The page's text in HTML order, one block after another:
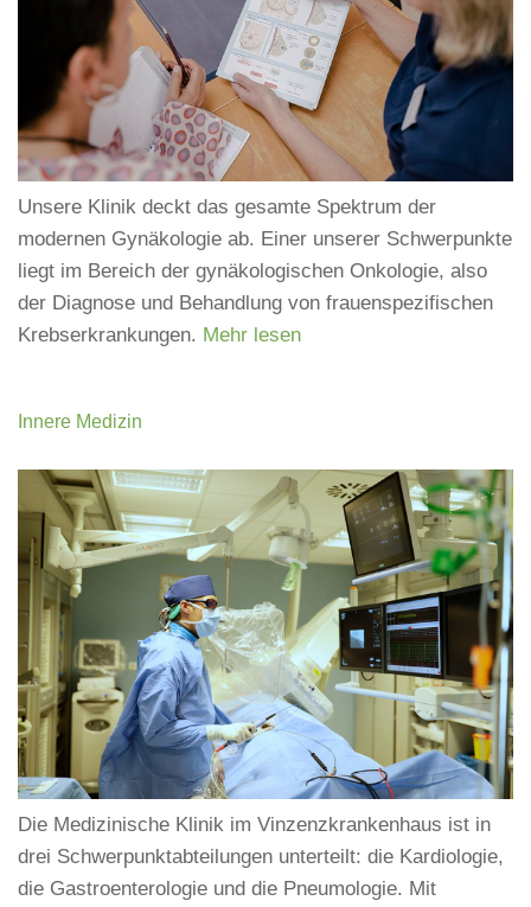
Unsere Klinik deckt das gesamte Spektrum der
modernen Gynäkologie ab. Einer unserer Schwerpunkte
liegt im Bereich der gynäkologischen Onkologie, also
der Diagnose und Behandlung von frauenspezifischen
Krebserkrankungen. Mehr lesen
Innere Medizin
Die Medizinische Klinik im Vinzenzkrankenhaus ist in
drei Schwerpunktabteilungen unterteilt: die Kardiologie,
die Gastroenterologie und die Pneumologie. Mit